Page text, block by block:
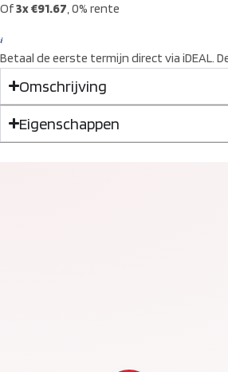
Of3x €91.67 , 0% rente
Betaal de eerste termijn direct via iDEAL.
Omschrijving
Eigenschappen